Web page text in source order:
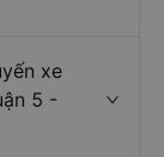
xe
5 -